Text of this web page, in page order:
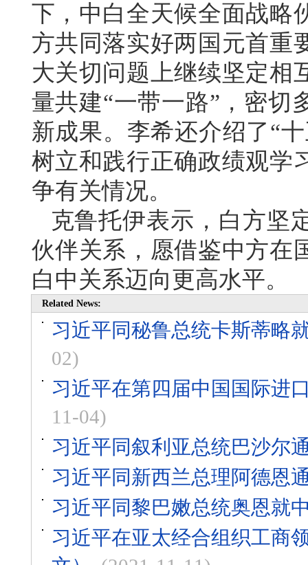
下，中白全天候全面战略
方共同落实好两国元首重
大关切问题上继续坚定相
量共建“一带一路”，密切
新成果。李希还介绍了“
树立和践行正确政绩观学
争有关情况。
克鲁托伊表示，白方坚
伙伴关系，愿借鉴中方在
白中关系迈向更高水平。
Related News:
习近平同秘鲁总统卡斯蒂略
02)
习近平在第四届中国国际进
11-04)
习近平同叙利亚总统巴沙尔
习近平同新西兰总理阿德恩
习近平同黎巴嫩总统奥恩就
习近平在亚太经合组织工商